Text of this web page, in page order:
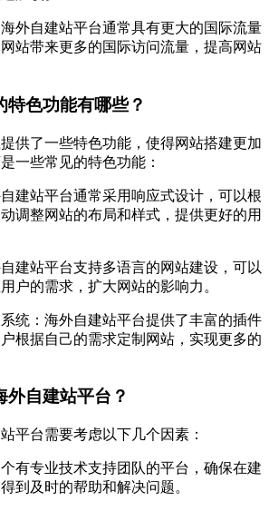
外自建站平台通常具有更大的国际流量
站带来更多的国际访问流量，提高网站
特色功能有哪些？
供了一些特色功能，使得网站搭建更加
一些常见的特色功能：
建站平台通常采用响应式设计，可以根
调整网站的布局和样式，提供更好的用
建站平台支持多语言的网站建设，可以
户的需求，扩大网站的影响力。
统：海外自建站平台提供了丰富的插件
根据自己的需求定制网站，实现更多的
外自建站平台？
平台需要考虑以下几个因素：
有专业技术支持团队的平台，确保在建
到及时的帮助和解决问题。